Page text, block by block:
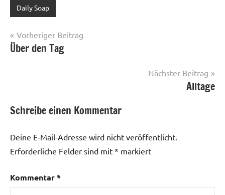
Daily Soap
Beitragsnavigation
Vorheriger Beitrag
Über den Tag
Nächster Beitrag
Alltage
Schreibe einen Kommentar
Deine E-Mail-Adresse wird nicht veröffentlicht.
Erforderliche Felder sind mit * markiert
Kommentar*